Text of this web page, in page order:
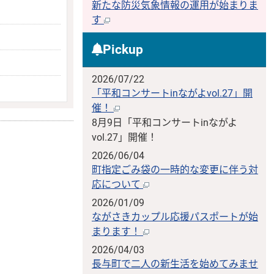
新たな防災気象情報の運用が始まりま
す
Pickup
2026/07/22
「平和コンサートinながよvol.27」開
催！
8月9日「平和コンサートinながよ
vol.27」開催！
2026/06/04
町指定ごみ袋の一時的な変更に伴う対
応について
2026/01/09
ながさきカップル応援パスポートが始
まります！
2026/04/03
長与町で二人の新生活を始めてみませ